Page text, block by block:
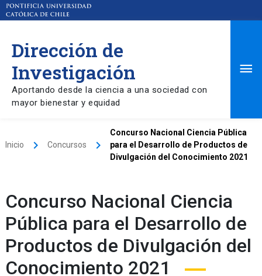
Dirección de
Investigación
Aportando desde la ciencia a una sociedad con
mayor bienestar y equidad
Inicio keyboard_arrow_right Concursos keyboard_arrow_right
Concurso Nacional Ciencia Pública
para el Desarrollo de Productos de
Divulgación del Conocimiento 2021
Concurso Nacional Ciencia
Pública para el Desarrollo de
Productos de Divulgación del
Conocimiento 2021